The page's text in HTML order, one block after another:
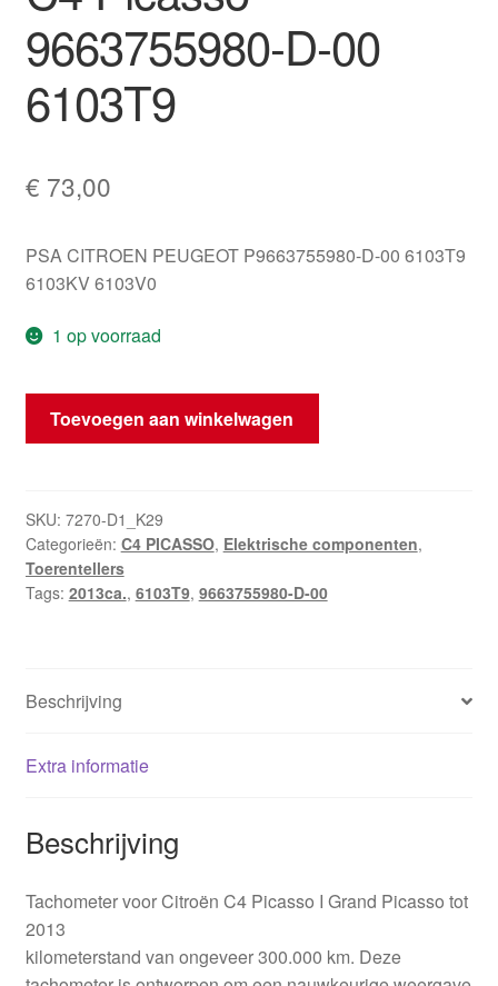
9663755980-D-00
6103T9
€ 73,00
PSA CITROEN PEUGEOT P9663755980-D-00 6103T9
6103KV 6103V0
1 op voorraad
Tachometer
Citroën
9663755980-
D-
00
6103T9
Toevoegen aan winkelwagen
SKU: 7270-D1_K29
Categorieën: C4 PICASSO, Elektrische componenten,
Toerentellers
Tags: 2013ca., 6103T9, 9663755980-D-00
Beschrijving
Extra informatie
Beschrijving
Tachometer voor Citroën C4 Picasso I Grand Picasso tot
2013
kilometerstand van ongeveer 300.000 km. Deze